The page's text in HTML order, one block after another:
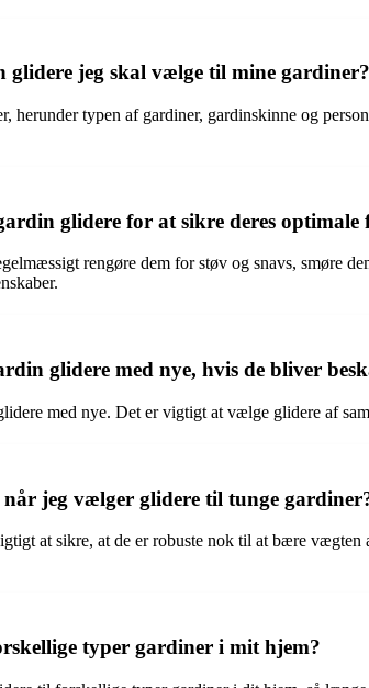
jeg skal vælge til mine gardiner?
herunder typen af gardiner, gardinskinne og
glidere for at sikre deres optimale
rengøre dem for støv og snavs, smøre
glidere med nye, hvis de bliver
med nye. Det er vigtigt at vælge glidere af
når jeg vælger glidere til tunge
at sikre, at de er robuste nok til at bære
typer gardiner i mit hjem?